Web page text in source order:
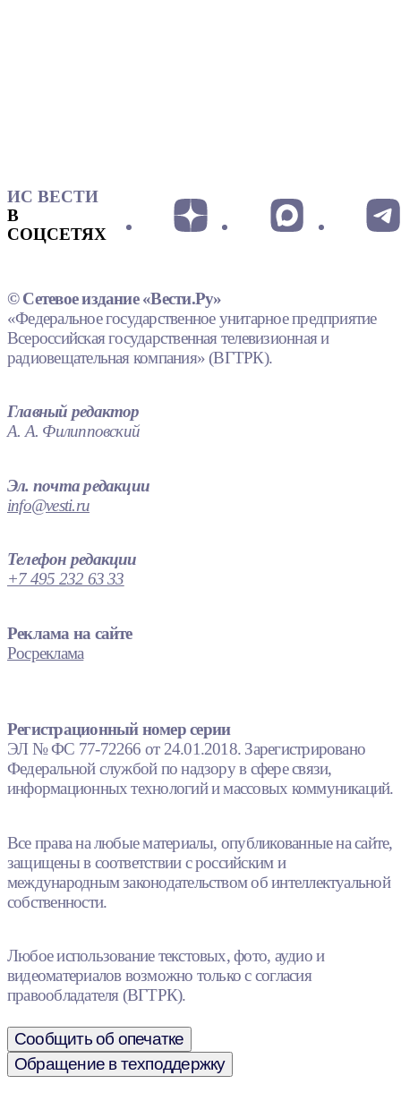
ИС ВЕСТИ
В
СОЦСЕТЯХ
© Сетевое издание «Вести.Ру»
«Федеральное государственное унитарное предприятие
Всероссийская государственная телевизионная и
радиовещательная компания» (ВГТРК).
Главный редактор
А. А. Филипповский
Эл. почта редакции
info@vesti.ru
Телефон редакции
+7 495 232 63 33
Реклама на сайте
Росреклама
Регистрационный номер серии
ЭЛ № ФС 77-72266 от 24.01.2018. Зарегистрировано
Федеральной службой по надзору в сфере связи,
информационных технологий и массовых коммуникаций.
Все права на любые материалы, опубликованные на сайте,
защищены в соответствии с российским и
международным законодательством об интеллектуальной
собственности.
Любое использование текстовых, фото, аудио и
видеоматериалов возможно только с согласия
правообладателя (ВГТРК).
Сообщить об опечатке
Обращение в техподдержку